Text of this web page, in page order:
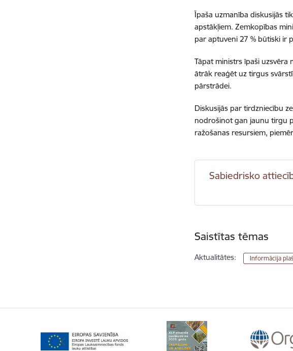
Īpaša uzmanība diskusijās
apstākļiem. Zemkopības
par aptuveni 27 % būtiski ir
Tāpat ministrs īpaši
ātrāk reaģēt uz tirgus
pārstrādei.
Diskusijās par tirdzniecību
nodrošinot gan jaunu tirgu
ražošanas resursiem,
Sabiedrisko
Saistītas tēmas
Aktualitātes: Informācija